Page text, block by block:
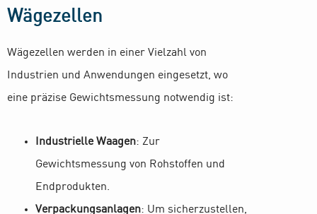
Wägezellen
Wägezellen werden in einer Vielzahl von
Industrien und Anwendungen eingesetzt, wo
eine präzise Gewichtsmessung notwendig ist:
Industrielle Waagen: Zur
Gewichtsmessung von Rohstoffen und
Endprodukten.
Verpackungsanlagen: Um sicherzustellen,